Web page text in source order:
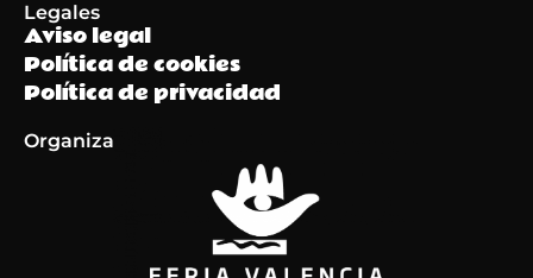
Legales
Aviso legal
Política de cookies
Política de privacidad
Organiza